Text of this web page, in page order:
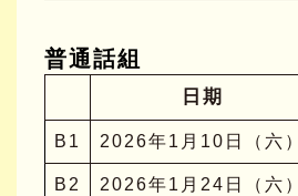
普通話組
日期
B1 2026年1月10日（六）
B2 2026年1月24日（六）